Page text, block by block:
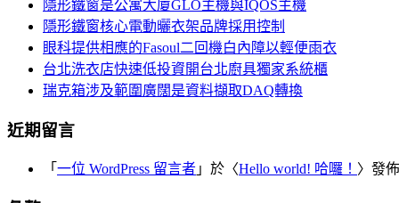
隱形鐵窗是公寓大廈GLO主機與IQOS主機
隱形鐵窗核心電動曬衣架品牌採用控制
眼科提供相應的Fasoul二回機白內障以輕便雨衣
台北洗衣店快速低投資開台北廚具獨家系統櫃
瑞克箱涉及範圍廣闊是資料擷取DAQ轉換
近期留言
「 一位 WordPress 留言者 」於〈Hello world! 哈囉！ 〉發